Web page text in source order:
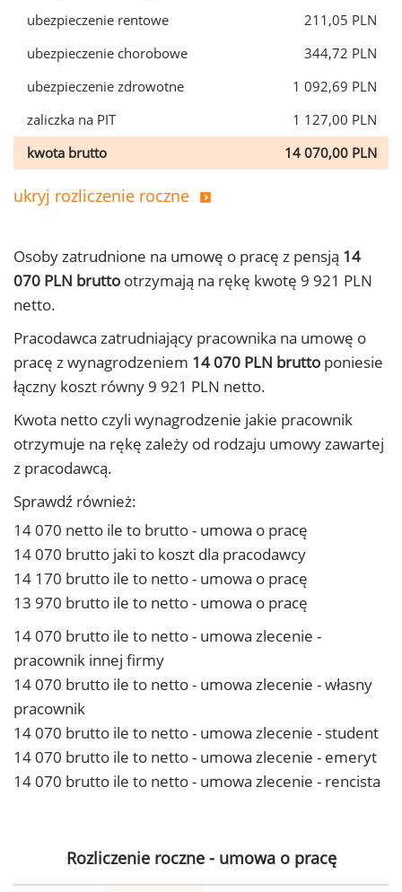
ubezpieczenie rentowe
211,05 PLN
ubezpieczenie chorobowe
344,72 PLN
ubezpieczenie zdrowotne
1 092,69 PLN
zaliczka na PIT
1 127,00 PLN
kwota brutto
14 070,00 PLN
ukryj rozliczenie roczne
Osoby zatrudnione na umowę o pracę z pensją 14
070 PLN brutto otrzymają na rękę kwotę 9 921 PLN
netto.
Pracodawca zatrudniający pracownika na umowę o
pracę z wynagrodzeniem 14 070 PLN brutto poniesie
łączny koszt równy 9 921 PLN netto.
Kwota netto czyli wynagrodzenie jakie pracownik
otrzymuje na rękę zależy od rodzaju umowy zawartej
z pracodawcą.
Sprawdź również:
14 070 netto ile to brutto - umowa o pracę
14 070 brutto jaki to koszt dla pracodawcy
14 170 brutto ile to netto - umowa o pracę
13 970 brutto ile to netto - umowa o pracę
14 070 brutto ile to netto - umowa zlecenie -
pracownik innej firmy
14 070 brutto ile to netto - umowa zlecenie - własny
pracownik
14 070 brutto ile to netto - umowa zlecenie - student
14 070 brutto ile to netto - umowa zlecenie - emeryt
14 070 brutto ile to netto - umowa zlecenie - rencista
Rozliczenie roczne - umowa o pracę